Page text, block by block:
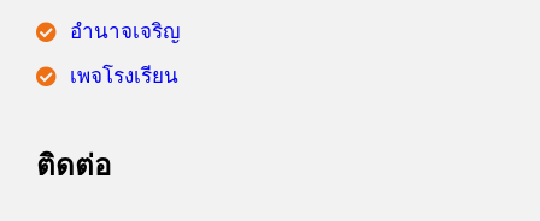
อำนาจเจริญ
เพจโรงเรียน
ติดต่อ